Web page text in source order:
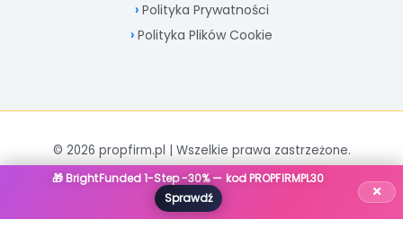
Polityka Prywatności
Polityka Plików Cookie
© 2026 propfirm.pl | Wszelkie prawa zastrzeżone.
🎁 BrightFunded 1-Step -30% — kod PROPFIRMPL30
Sprawdź
×